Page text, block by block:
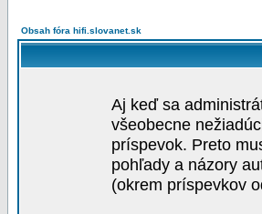
Obsah fóra hifi.slovanet.sk
Aj keď sa
všeobecne
príspevok. Preto
pohľady a názory
(okrem príspevkov